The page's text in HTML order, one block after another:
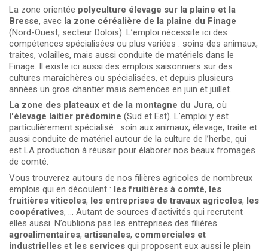
La zone orientée polyculture élevage sur la plaine et la
Bresse, avec la zone céréalière de la plaine du Finage
(Nord-Ouest, secteur Dolois). L’emploi nécessite ici des
compétences spécialisées ou plus variées : soins des animaux,
traites, volailles, mais aussi conduite de matériels dans le
Finage. Il existe ici aussi des emplois saisonniers sur des
cultures maraichères ou spécialisées, et depuis plusieurs
années un gros chantier maïs semences en juin et juillet.
La zone des plateaux et de la montagne du Jura, où
l'élevage laitier prédomine (Sud et Est). L’emploi y est
particulièrement spécialisé : soin aux animaux, élevage, traite et
aussi conduite de matériel autour de la culture de l’herbe, qui
est LA production à réussir pour élaborer nos beaux fromages
de comté.
Vous trouverez autours de nos filières agricoles de nombreux
emplois qui en découlent : les fruitières à comté, les
fruitières viticoles, les entreprises de travaux agricoles, les
coopératives, … Autant de sources d’activités qui recrutent
elles aussi. N’oublions pas les entreprises des filières
agroalimentaires, artisanales, commerciales et
industrielles et les services qui proposent eux aussi le plein